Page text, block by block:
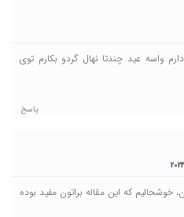
واسه عید چندتا نهال گردو بکارم توی
پاسخ
که این مقاله براتون مفید بوده